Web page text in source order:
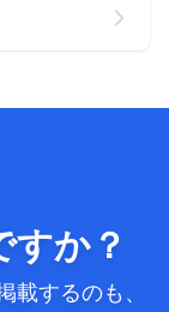
すか？
載するのも、